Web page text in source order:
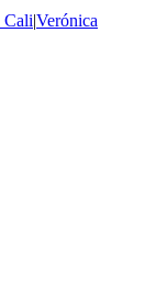
Cali|Verónica